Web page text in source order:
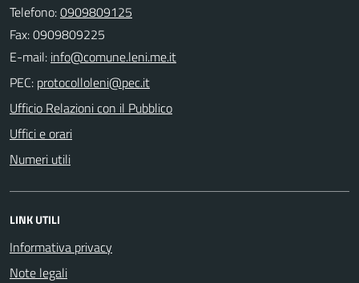
Telefono:0909809125
Fax: 0909809225
E-mail:
PEC:
Ufficio Relazioni con il Pubblico
Uffici e orari
Numeri utili
LINK UTILI
Informativa privacy
Note legali